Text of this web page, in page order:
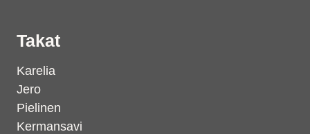
Takat
Karelia
Jero
Pielinen
Kermansavi